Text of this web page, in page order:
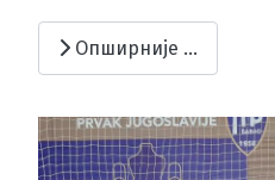
Опширније …